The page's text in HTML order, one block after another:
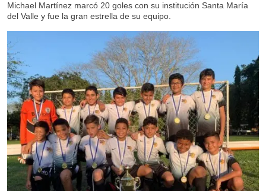
Michael Martínez marcó 20 goles con su institución Santa María
del Valle y fue la gran estrella de su equipo.